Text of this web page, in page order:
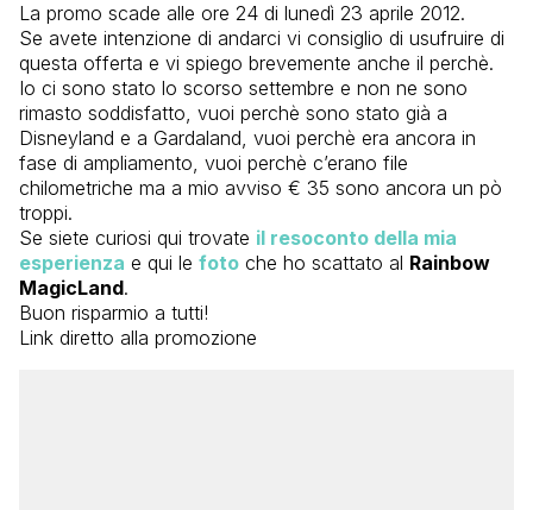
La promo scade alle ore 24 di lunedì 23 aprile 2012.
Se avete intenzione di andarci vi consiglio di usufruire di
questa offerta e vi spiego brevemente anche il perchè.
Io ci sono stato lo scorso settembre e non ne sono
rimasto soddisfatto, vuoi perchè sono stato già a
Disneyland e a Gardaland, vuoi perchè era ancora in
fase di ampliamento, vuoi perchè c’erano file
chilometriche ma a mio avviso € 35 sono ancora un pò
troppi.
Se siete curiosi qui trovate il resoconto della mia
esperienza e qui le foto che ho scattato al Rainbow
MagicLand.
Buon risparmio a tutti!
Link diretto alla promozione